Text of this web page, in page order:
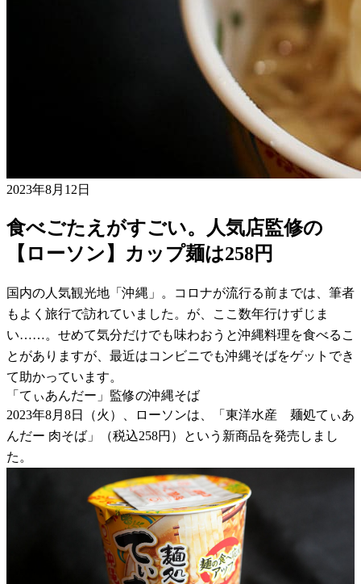
2023年8月12日
食べごたえがすごい。人気店監修の
【ローソン】カップ麺は258円
国内の人気観光地「沖縄」。コロナが流行る前までは、筆者
もよく旅行で訪れていました。が、ここ数年行けずじま
い……。せめて気分だけでも味わおうと沖縄料理を食べるこ
とがありますが、最近はコンビニでも沖縄そばをゲットでき
て助かっています。
「てぃあんだー」監修の沖縄そば
2023年8月8日（火）、ローソンは、「東洋水産 麺処てぃあ
んだー 肉そば」（税込258円）という新商品を発売しまし
た。